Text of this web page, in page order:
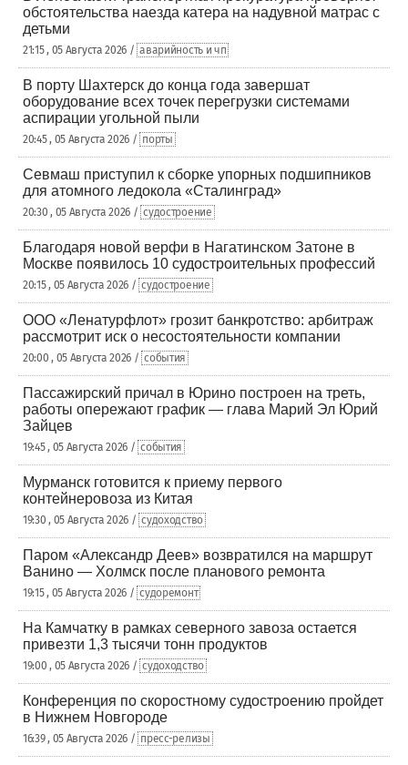
обстоятельства наезда катера на надувной матрас с
детьми
21:15 , 05 Августа 2026 / аварийность и чп
В порту Шахтерск до конца года завершат
оборудование всех точек перегрузки системами
аспирации угольной пыли
20:45 , 05 Августа 2026 / порты
Севмаш приступил к сборке упорных подшипников
для атомного ледокола «Сталинград»
20:30 , 05 Августа 2026 / судостроение
Благодаря новой верфи в Нагатинском Затоне в
Москве появилось 10 судостроительных профессий
20:15 , 05 Августа 2026 / судостроение
ООО «Ленатурфлот» грозит банкротство: арбитраж
рассмотрит иск о несостоятельности компании
20:00 , 05 Августа 2026 / события
Пассажирский причал в Юрино построен на треть,
работы опережают график — глава Марий Эл Юрий
Зайцев
19:45 , 05 Августа 2026 / события
Мурманск готовится к приему первого
контейнеровоза из Китая
19:30 , 05 Августа 2026 / судоходство
Паром «Александр Деев» возвратился на маршрут
Ванино — Холмск после планового ремонта
19:15 , 05 Августа 2026 / судоремонт
На Камчатку в рамках северного завоза остается
привезти 1,3 тысячи тонн продуктов
19:00 , 05 Августа 2026 / судоходство
Конференция по скоростному судостроению пройдет
в Нижнем Новгороде
16:39 , 05 Августа 2026 / пресс-релизы